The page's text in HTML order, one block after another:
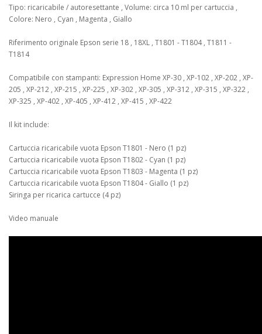
Tipo: ricaricabile / autoresettante , Volume: circa 10 ml per cartuccia ,
Colore: Nero , Cyan , Magenta , Giallo
Riferimento originale Epson serie 18 , 18XL , T1801 - T1804 , T1811 -
T1814
Compatibile con stampanti: Expression Home XP-30 , XP-102 , XP-202 , XP-
205 , XP-212 , XP-215 , XP-225 , XP-302 , XP-305 , XP-312 , XP-315 , XP-322 ,
XP-325 , XP-402 , XP-405 , XP-412 , XP-415 , XP-422
Il kit include:
Cartuccia ricaricabile vuota Epson T1801 - Nero (1 pz)
Cartuccia ricaricabile vuota Epson T1802 - Cyan (1 pz)
Cartuccia ricaricabile vuota Epson T1803 - Magenta (1 pz)
Cartuccia ricaricabile vuota Epson T1804 - Giallo (1 pz)
Siringa per ricarica cartucce (4 pz)
Video manuale